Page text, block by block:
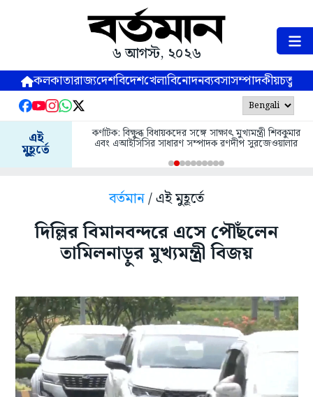
৬ আগস্ট, ২০২৬
কলকাতারাজ্যদেশবিদেশখেলাবিনোদনব্যবসাসম্পাদকীয়
এই
মুহূর্তে
কর্ণাটক: বিক্ষুব্ধ বিধায়কদের সঙ্গে সাক্ষাৎ মুখ্যমন্ত্রী শিবকুমার
এবং এআইসিসির সাধারণ সম্পাদক রণদীপ সুরজেওয়ালার
বর্তমান/ এই মুহূর্তে
দিল্লির বিমানবন্দরে এসে পৌঁছলেন
তামিলনাড়ুর মুখ্যমন্ত্রী বিজয়